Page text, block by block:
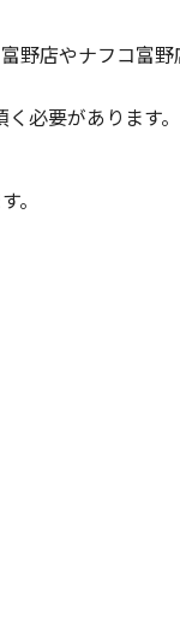
野店やナフコ富野
必要があります。
。